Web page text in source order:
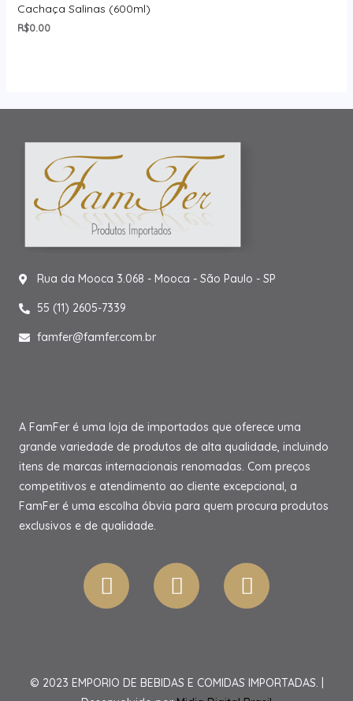
Cachaça Salinas (600ml)
R$0.00
Rua da Mooca 3.068 - Mooca - São Paulo - SP
55 (11) 2605-7339
famfer@famfer.com.br
A FamFer é uma loja de importados que oferece uma
grande variedade de produtos de alta qualidade, incluindo
itens de marcas internacionais renomadas. Com preços
competitivos e atendimento ao cliente excepcional, a
FamFer é uma escolha óbvia para quem procura produtos
exclusivos e de qualidade.
© 2023 EMPORIO DE BEBIDAS E COMIDAS IMPORTADAS. |